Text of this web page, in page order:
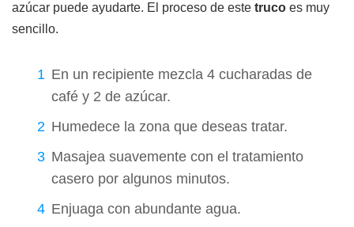
azúcar puede ayudarte. El proceso de este truco es muy
sencillo.
En un recipiente mezcla 4 cucharadas de
café y 2 de azúcar.
Humedece la zona que deseas tratar.
Masajea suavemente con el tratamiento
casero por algunos minutos.
Enjuaga con abundante agua.